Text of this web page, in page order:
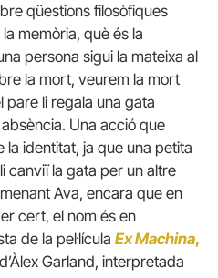
qüestions filosòfiques
memòria, què és la
persona sigui la mateixa al
la mort, veurem la mort
pare li regala una gata
Una acció que
identitat, ja que una petita
canviï la gata per un altre
Ava, encara que en
cert, el nom és en
de la pel·lícula Ex Machina,
Garland, interpretada